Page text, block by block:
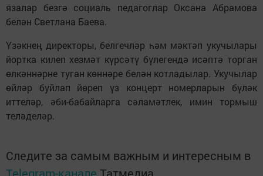
язалар безгә социаль педагоглар Оксана Абрамова
белән Светлана Баева.
Үзәкнең директоры, белгечләр һәм мәктәп укучылары
йортка килеп хезмәт күрсәтү бүлегендә исәптә торган
өлкәннәрне туган көннәре белән котладылар. Укучылар
өйләр буйлап йөреп үз концерт номерларын бүләк
иттеләр, әби-бабайларга сәламәтлек, имин тормыш
теләделәр.
Следите за самым важным и интересным в